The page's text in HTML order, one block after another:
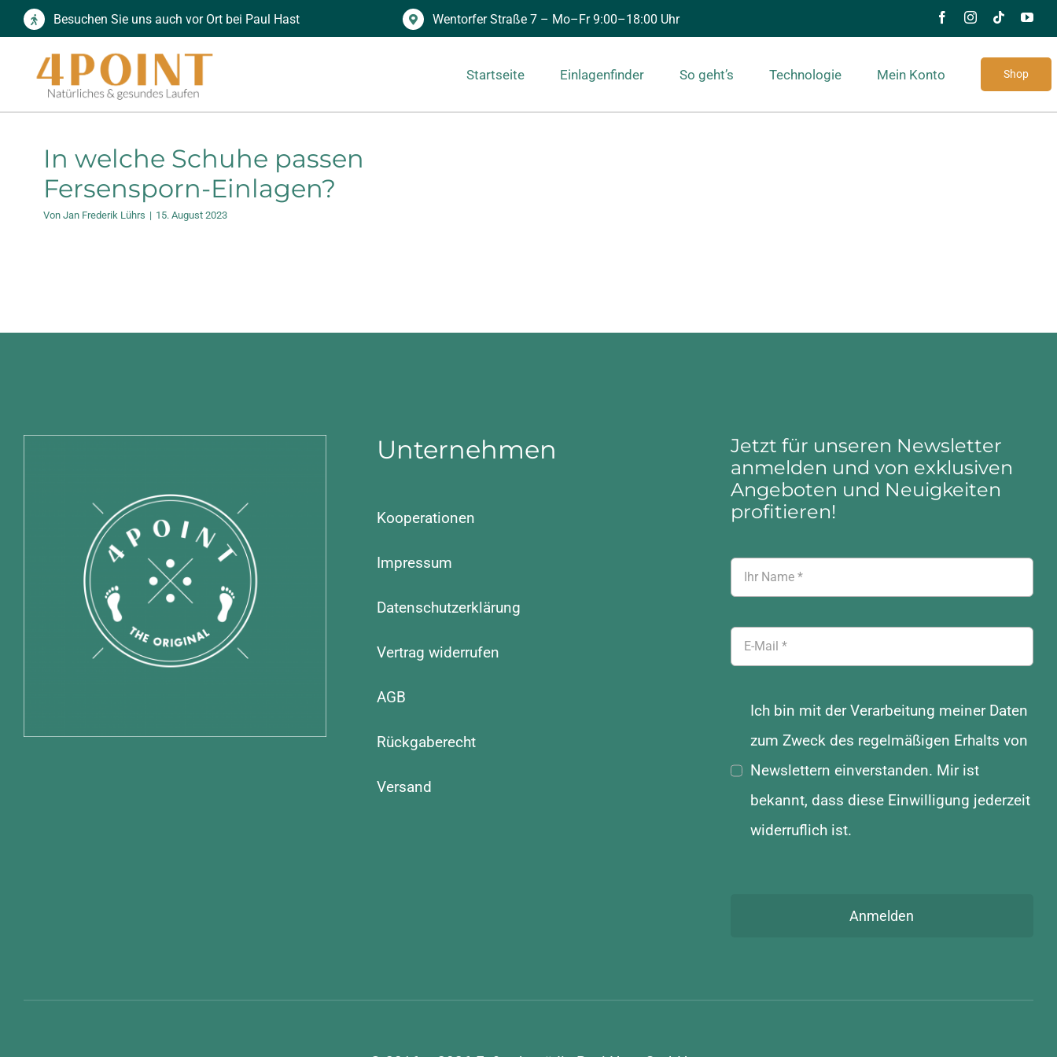
Zum
springen
Besuchen Sie uns auch vor Ort bei Paul Hast Wentorfer Straße 7 – Mo–Fr 9:00–18:00 Uhr
Startseite Einlagenfinder So geht’s Technologie Mein Konto Shop
In welche Schuhe passen
Fersensporn-Einlagen?
Von Jan Frederik Lührs | 15. August 2023
Unternehmen
Kooperationen
Impressum
Datenschutzerklärung
Vertrag widerrufen
AGB
Rückgaberecht
Versand
Jetzt für unseren Newsletter
anmelden und von exklusiven
Angeboten und Neuigkeiten
profitieren!
Ich bin mit der Verarbeitung meiner Daten
zum Zweck des regelmäßigen Erhalts von
Newslettern einverstanden. Mir ist
bekannt, dass diese Einwilligung jederzeit
widerruflich ist.
Anmelden